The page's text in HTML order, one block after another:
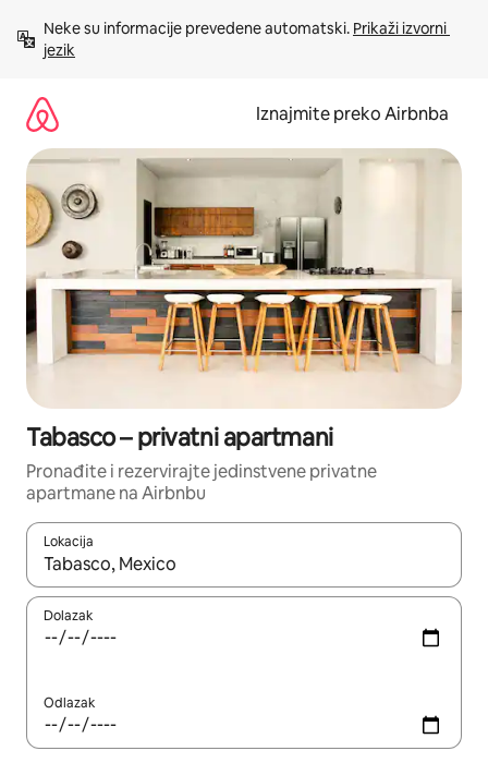
sadržaj
Neke su informacije prevedene automatski. Prikaži izvorni
jezik
Iznajmite preko Airbnba
Tabasco – privatni apartmani
Pronađite i rezervirajte jedinstvene privatne
apartmane na Airbnbu
Lokacija
Kada budu dostupni rezultati, moći ćete ih pregledati
Dolazak
Odlazak